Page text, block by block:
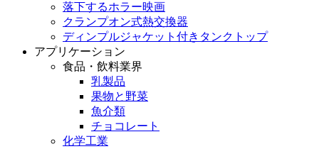
落下するホラー映画
クランプオン式熱交換器
ディンプルジャケット付きタンクトップ
アプリケーション
食品・飲料業界
乳製品
果物と野菜
魚介類
チョコレート
化学工業